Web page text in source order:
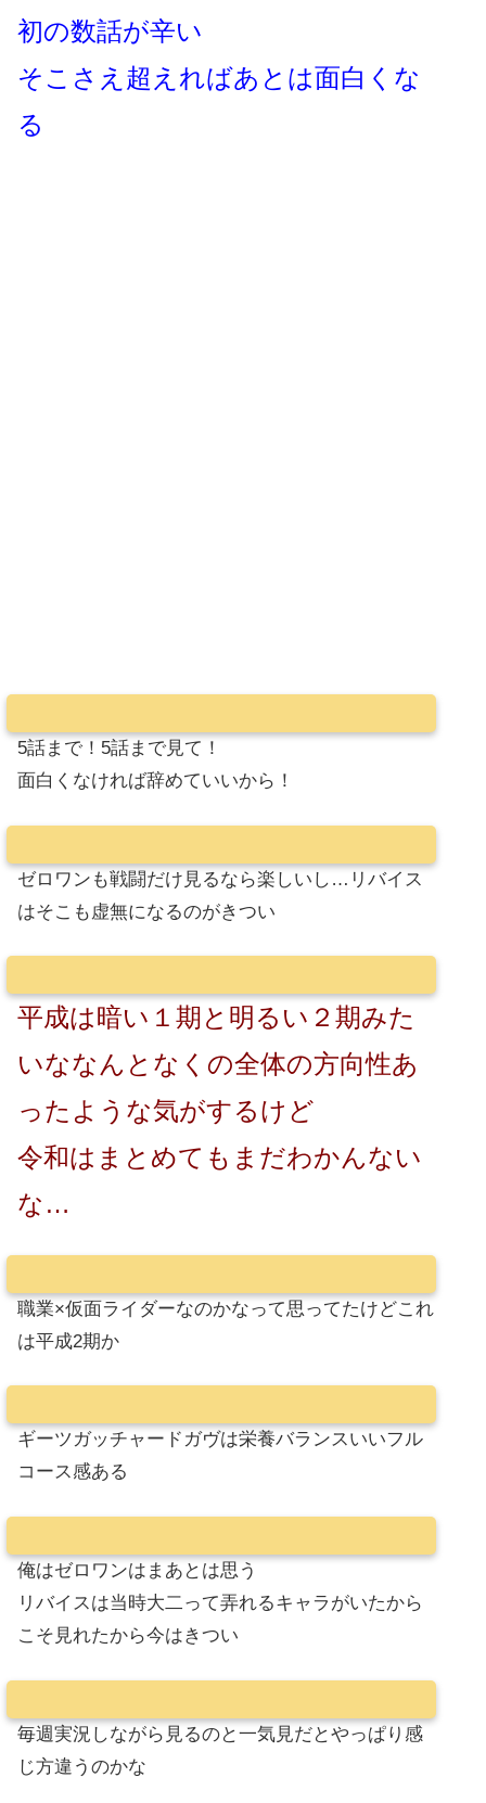
初の数話が辛い
そこさえ超えればあとは面白くな
る
5話まで！5話まで見て！
面白くなければ辞めていいから！
ゼロワンも戦闘だけ見るなら楽しいし…リバイス
はそこも虚無になるのがきつい
平成は暗い１期と明るい２期みた
いななんとなくの全体の方向性あ
ったような気がするけど
令和はまとめてもまだわかんない
な…
職業×仮面ライダーなのかなって思ってたけどこれ
は平成2期か
ギーツガッチャードガヴは栄養バランスいいフル
コース感ある
俺はゼロワンはまあとは思う
リバイスは当時大二って弄れるキャラがいたから
こそ見れたから今はきつい
毎週実況しながら見るのと一気見だとやっぱり感
じ方違うのかな